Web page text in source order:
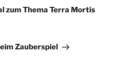
zum Thema Terra Mortis
Zauberspiel